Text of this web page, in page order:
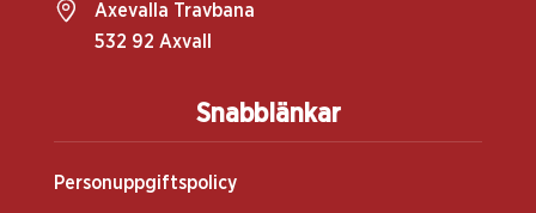
Snabblänkar
Personuppgiftspolicy
Axevalla Travbana
532 92 Axvall